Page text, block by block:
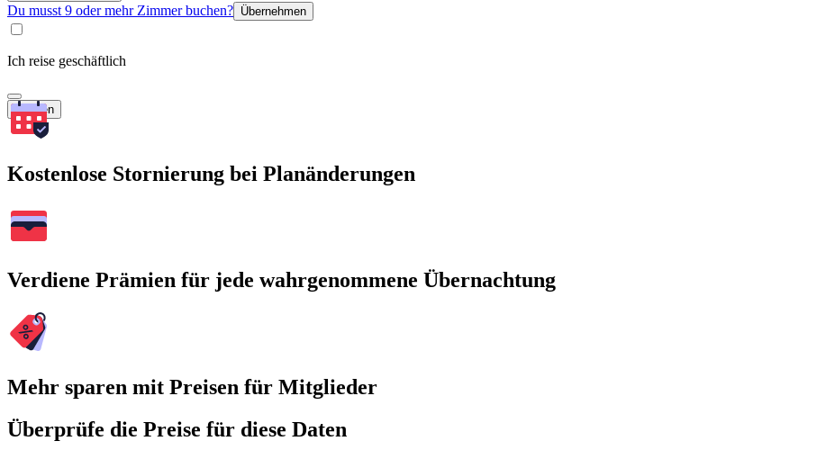
Du musst 9 oder mehr Zimmer buchen? Übernehmen
Ich reise geschäftlich
Suchen
Kostenlose Stornierung bei Planänderungen
Verdiene Prämien für jede wahrgenommene Übernachtung
Mehr sparen mit Preisen für Mitglieder
Überprüfe die Preise für diese Daten